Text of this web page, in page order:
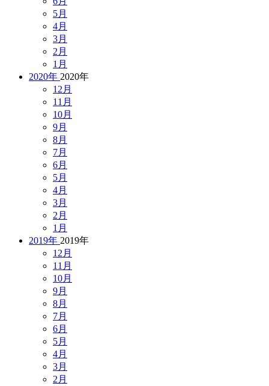
5月
4月
3月
2月
1月
2020年 2020年
12月
11月
10月
9月
8月
7月
6月
5月
4月
3月
2月
1月
2019年 2019年
12月
11月
10月
9月
8月
7月
6月
5月
4月
3月
2月